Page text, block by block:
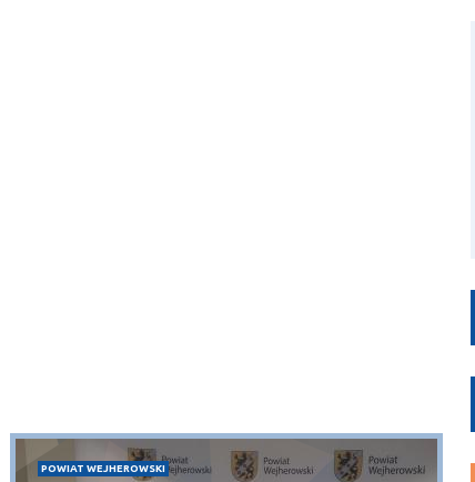
POWIAT WEJHEROWSKI